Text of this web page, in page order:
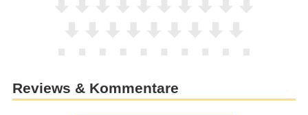
Reviews & Kommentare